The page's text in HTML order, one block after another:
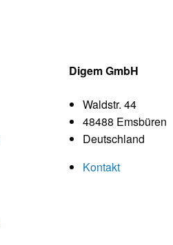
Digem GmbH
Waldstr. 44
48488 Emsbüren
Deutschland
Kontakt